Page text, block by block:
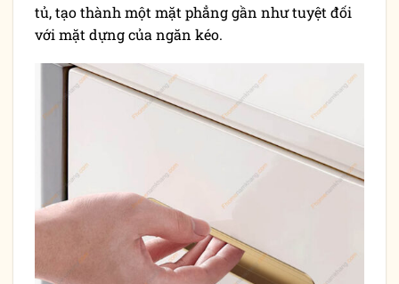
tủ, tạo thành một mặt phẳng gần như tuyệt đối
với mặt dựng của ngăn kéo.